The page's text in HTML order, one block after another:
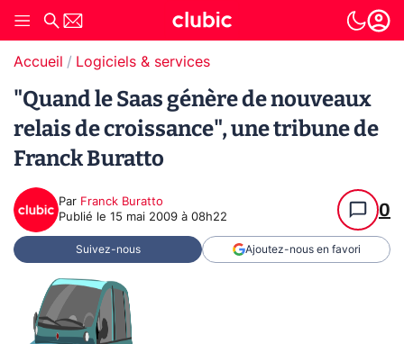
Accueil Logiciels & services
"Quand le Saas génère de nouveaux
relais de croissance", une tribune de
Franck Buratto
Par Franck Buratto
Publié le 15 mai 2009 à 08h22 0
Suivez-nous Ajoutez-nous en favori